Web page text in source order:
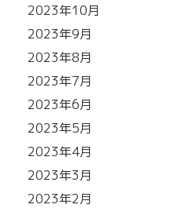
2023年10月
2023年9月
2023年8月
2023年7月
2023年6月
2023年5月
2023年4月
2023年3月
2023年2月